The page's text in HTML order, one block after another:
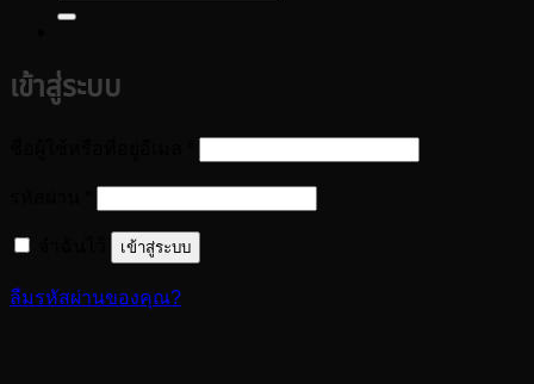
เข้าสู่ระบบ
เข้าสู่ระบบ
ลืมรหัสผ่านของคุณ?